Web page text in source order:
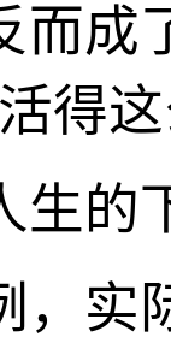
而成
得
生的
，实